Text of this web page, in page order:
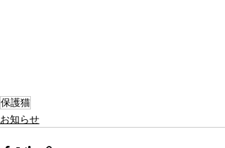
保護猫
お知らせ